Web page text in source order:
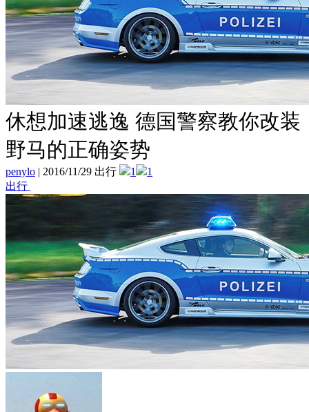
休想加速逃逸 德国警察教你改装
野马的正确姿势
penylo | 2016/11/29 出行 1
1
出行